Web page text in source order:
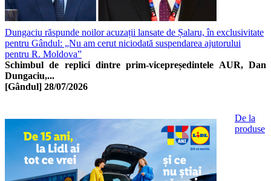
Dungaciu răspunde noilor acuzații lansate de Șalaru, în exclusivitate
pentru Gândul: „Nu am cerut niciodată suspendarea ajutorului
pentru R. Moldova”
Schimbul de replici dintre prim-vicepreședintele AUR, Dan
Dungaciu,...
[Gândul] 28/07/2026
De la
produse